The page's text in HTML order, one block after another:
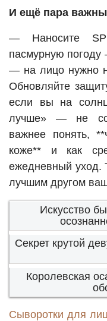
И ещё пара
— Наносите
пасмурную погоду
— на лицо нужно
Обновляйте
если вы на
лучше» — не
важнее понять,
коже** и как
ежедневный уход.
лучшим другом
Искусство
Секрет крутой
Королевская
Сыворотки для